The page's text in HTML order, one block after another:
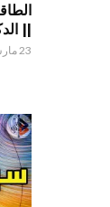
||
23 مارس، 2020